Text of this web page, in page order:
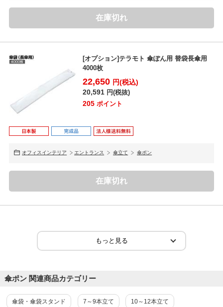
在庫切れ
[オプション]テラモト 傘ぽん用 替袋長傘用
4000枚
22,650 円(税込)
20,591 円(税抜)
205 ポイント
オフィスインテリア エントランス 傘立て 傘ポン
在庫切れ
傘ポン 関連商品カテゴリー
傘袋・傘袋スタンド 7～9本立て 10～12本立て